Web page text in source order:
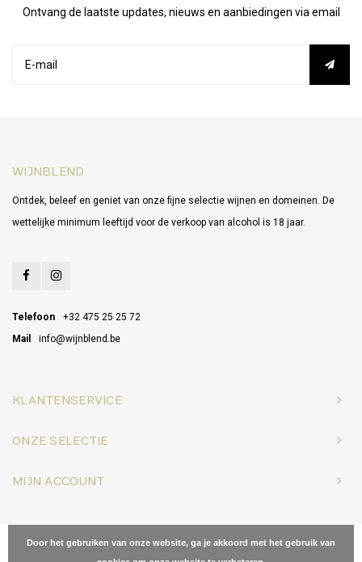
Ontvang de laatste updates, nieuws en aanbiedingen via email
WIJNBLEND
Ontdek, beleef en geniet van onze fijne selectie wijnen en domeinen. De
wettelijke minimum leeftijd voor de verkoop van alcohol is 18 jaar.
Telefoon
+32 475 25 25 72
Mail
info@wijnblend.be
KLANTENSERVICE
ONZE SELECTIE
MIJN ACCOUNT
© Copyright 2026 Wijnblend - Powered byLightspeed- Theme by
Door het gebruiken van onze website, ga je akkoord met het gebruik van